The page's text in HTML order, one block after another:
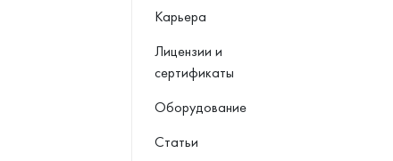
Карьера
Лицензии и
сертификаты
Оборудование
Статьи